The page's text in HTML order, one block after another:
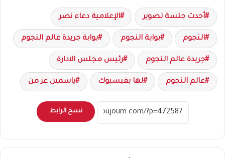
أحدث جلسة تصوير الإعلامية دعاء نصر
النجوم بوابة النجوم بوابة جريدة عالم النجوم
جريدة عالم النجوم رئيس مجلس الادارة
عالم النجوم لها بفيسبوك ياسمين عز من
نسخ الرابط